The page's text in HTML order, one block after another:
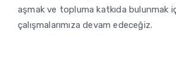
aşmak ve topluma katkıda bulunmak
çalışmalarımıza devam edeceğiz.